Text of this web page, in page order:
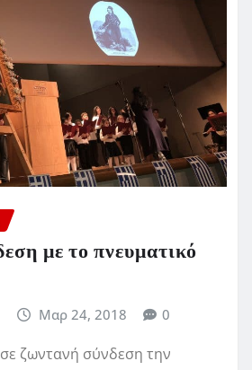
με το πνευματικό
Μαρ 24, 2018 0
ζωντανή σύνδεση την